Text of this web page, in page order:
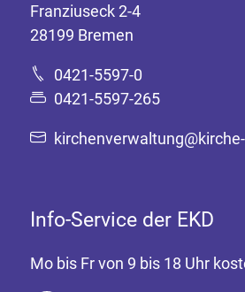
Franziuseck 2-4
28199 Bremen
0421-5597-0
0421-5597-265
Info-Service der EKD
Mo bis Fr von 9 bis 18 Uhr